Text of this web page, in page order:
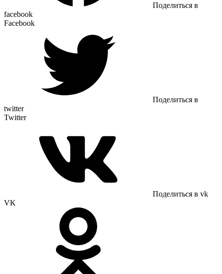
Поделиться в
facebook
Facebook
Поделиться в
twitter
Twitter
Поделиться в vk
VK